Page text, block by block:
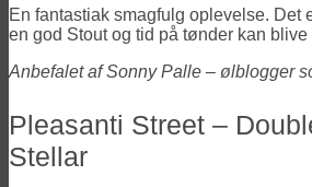
En fantastiak smagfulg oplevelse. Det
en god Stout og tid på tønder kan blive
Anbefalet af Sonny Palle – ølblogger
Pleasanti Street –
Stellar